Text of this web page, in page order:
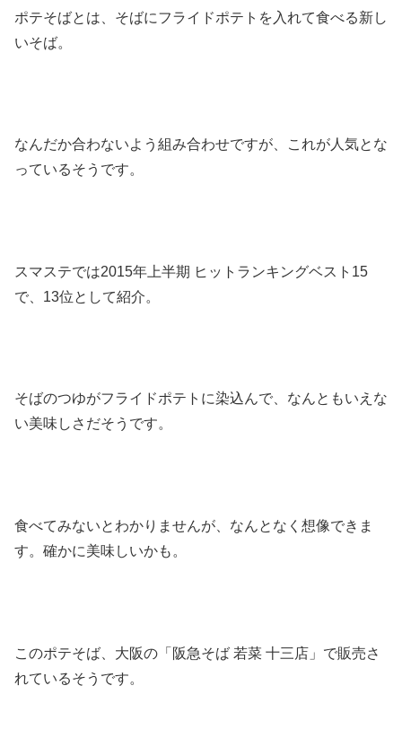
ポテそばとは、そばにフライドポテトを入れて食べる新し
いそば。
なんだか合わないよう組み合わせですが、これが人気とな
っているそうです。
スマステでは2015年上半期 ヒットランキングベスト15
で、13位として紹介。
そばのつゆがフライドポテトに染込んで、なんともいえな
い美味しさだそうです。
食べてみないとわかりませんが、なんとなく想像できま
す。確かに美味しいかも。
このポテそば、大阪の「阪急そば 若菜 十三店」で販売さ
れているそうです。